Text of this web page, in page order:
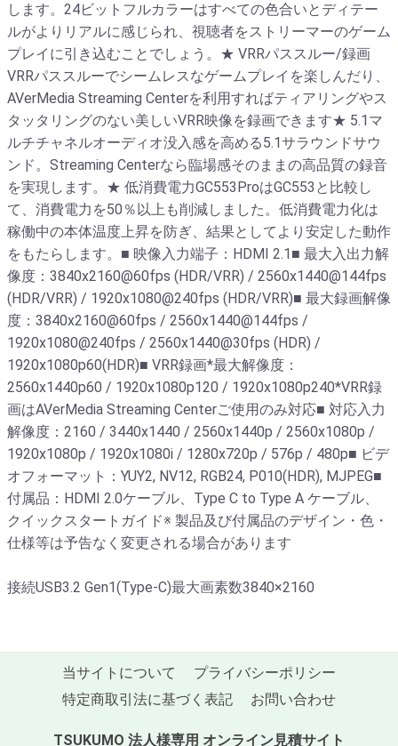
します。24ビットフルカラーはすべての色合いとディテー
ルがよりリアルに感じられ、視聴者をストリーマーのゲーム
プレイに引き込むことでしょう。★ VRRパススルー/録画
VRRパススルーでシームレスなゲームプレイを楽しんだり、
AVerMedia Streaming Centerを利用すればティアリングやス
タッタリングのない美しいVRR映像を録画できます★ 5.1マ
ルチチャネルオーディオ没入感を高める5.1サラウンドサウ
ンド。Streaming Centerなら臨場感そのままの高品質の録音
を実現します。★ 低消費電力GC553ProはGC553と比較し
て、消費電力を50％以上も削減しました。低消費電力化は
稼働中の本体温度上昇を防ぎ、結果としてより安定した動作
をもたらします。■ 映像入力端子：HDMI 2.1■ 最大入出力解
像度：3840x2160@60fps (HDR/VRR) / 2560x1440@144fps
(HDR/VRR) / 1920x1080@240fps (HDR/VRR)■ 最大録画解像
度：3840x2160@60fps / 2560x1440@144fps /
1920x1080@240fps / 2560x1440@30fps (HDR) /
1920x1080p60(HDR)■ VRR録画*最大解像度：
2560x1440p60 / 1920x1080p120 / 1920x1080p240*VRR録
画はAVerMedia Streaming Centerご使用のみ対応■ 対応入力
解像度：2160 / 3440x1440 / 2560x1440p / 2560x1080p /
1920x1080p / 1920x1080i / 1280x720p / 576p / 480p■ ビデ
オフォーマット：YUY2, NV12, RGB24, P010(HDR), MJPEG■
付属品：HDMI 2.0ケーブル、Type C to Type A ケーブル、
クイックスタートガイド※ 製品及び付属品のデザイン・色・
仕様等は予告なく変更される場合があります
接続USB3.2 Gen1(Type-C)最大画素数3840×2160
当サイトについて
プライバシーポリシー
特定商取引法に基づく表記
お問い合わせ
TSUKUMO 法人様専用 オンライン見積サイト